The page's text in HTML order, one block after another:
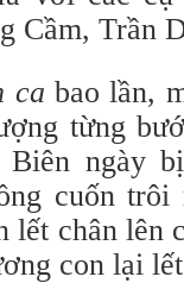
Cầm, Trần
ca bao lần,
từng
ngày
cuốn
lết chân lên
con lại